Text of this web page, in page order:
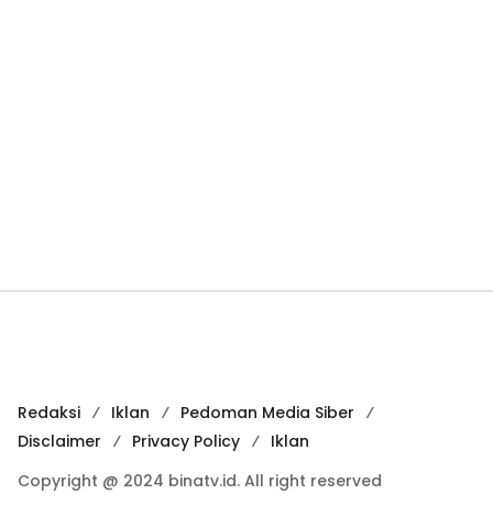
Redaksi Iklan
Pedoman Media Siber
Disclaimer
Privacy Policy
Iklan
Copyright @ 2024 binatv.id. All right reserved